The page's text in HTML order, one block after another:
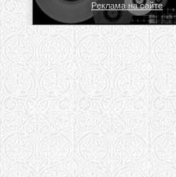
Реклама на сайте